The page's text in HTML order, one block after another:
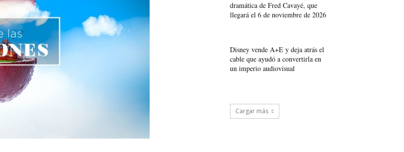
dramática de Fred Cavayé, que
llegará el 6 de noviembre de 2026
Disney vende A+E y deja atrás el
cable que ayudó a convertirla en
un imperio audiovisual
Cargar más